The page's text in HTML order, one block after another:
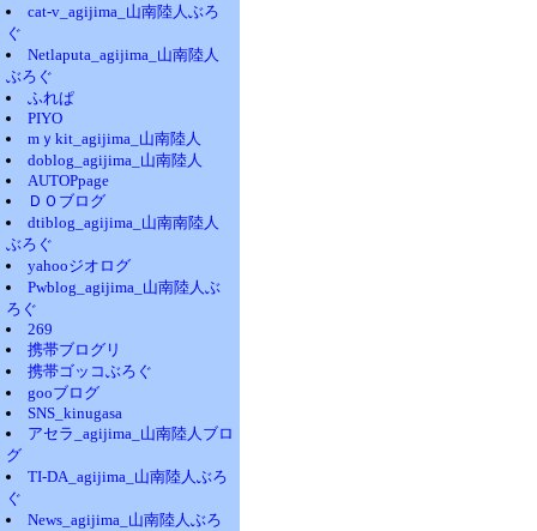
cat-v_agijima_山南陸人ぶろ
ぐ
Netlaputa_agijima_山南陸人
ぶろぐ
ふれぱ
PIYO
mｙkit_agijima_山南陸人
doblog_agijima_山南陸人
AUTOPpage
ＤＯブログ
dtiblog_agijima_山南南陸人
ぶろぐ
yahooジオログ
Pwblog_agijima_山南陸人ぶ
ろぐ
269
携帯ブログリ
携帯ゴッコぶろぐ
gooブログ
SNS_kinugasa
アセラ_agijima_山南陸人ブロ
グ
TI-DA_agijima_山南陸人ぶろ
ぐ
News_agijima_山南陸人ぶろ